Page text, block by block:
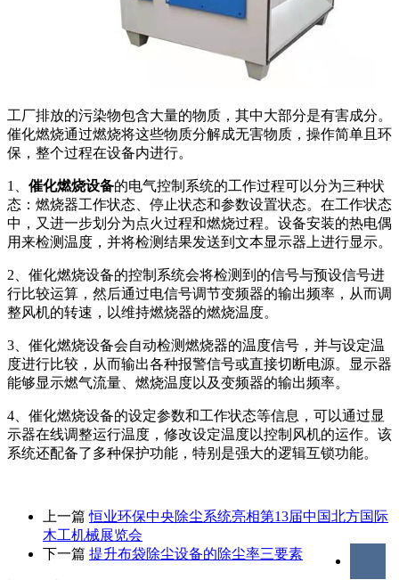
工厂排放的污染物包含大量的物质，其中大部分是有害成分。
催化燃烧通过燃烧将这些物质分解成无害物质，操作简单且环
保，整个过程在设备内进行。
1、 催化燃烧设备的电气控制系统的工作过程可以分为三种状
态：燃烧器工作状态、停止状态和参数设置状态。在工作状态
中，又进一步划分为点火过程和燃烧过程。设备安装的热电偶
用来检测温度，并将检测结果发送到文本显示器上进行显示。
2、催化燃烧设备的控制系统会将检测到的信号与预设信号进
行比较运算，然后通过电信号调节变频器的输出频率，从而调
整风机的转速，以维持燃烧器的燃烧温度。
3、催化燃烧设备会自动检测燃烧器的温度信号，并与设定温
度进行比较，从而输出各种报警信号或直接切断电源。显示器
能够显示燃气流量、燃烧温度以及变频器的输出频率。
4、催化燃烧设备的设定参数和工作状态等信息，可以通过显
示器在线调整运行温度，修改设定温度以控制风机的运作。该
系统还配备了多种保护功能，特别是强大的逻辑互锁功能。
上一篇 恒业环保中央除尘系统亮相第13届中国北方国际
木工机械展览会
下一篇 提升布袋除尘设备的除尘率三要素